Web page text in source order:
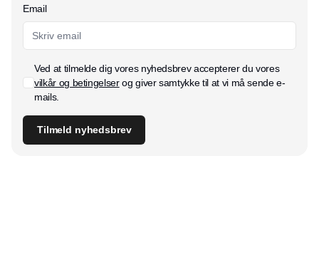
Email
Ved at tilmelde dig vores nyhedsbrev accepterer du vores
vilkår og betingelserog giver samtykke til at vi må sende e-
mails.
Tilmeld nyhedsbrev